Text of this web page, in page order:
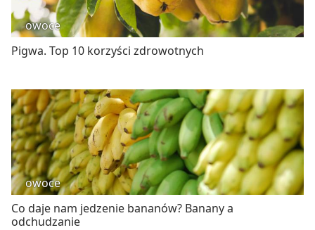
owoce
Pigwa. Top 10 korzyści zdrowotnych
owoce
Co daje nam jedzenie bananów? Banany a
odchudzanie